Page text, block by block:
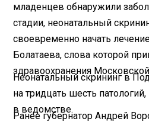
младенцев обнаружили
стадии, неонатальный
своевременно начать
Болатаева, слова которой
здравоохранения
Неонатальный скрининг в
на тридцать шесть
в ведомстве.
Ранее губернатор Андрей